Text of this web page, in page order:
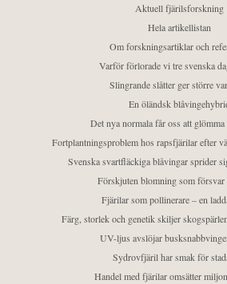
Aktuell fjärilsforskning
Hela artikellistan
Om forskningsartiklar och
Varför förlorade vi tre svenska
Slingrande slåtter ger större
En öländsk
Det nya normala får oss att
Fortplantningsproblem hos rapsfjärilar efter
Svenska svartfläckiga blåvingar sprider
Förskjuten blomning som
Fjärilar som pollinerare – en
Färg, storlek och genetik skiljer
UV-ljus avslöjar
Sydrovfjäril har smak för
Handel med fjärilar omsätter